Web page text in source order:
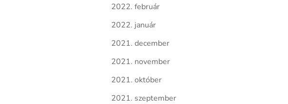
2022. február
2022. január
2021. december
2021. november
2021. október
2021. szeptember